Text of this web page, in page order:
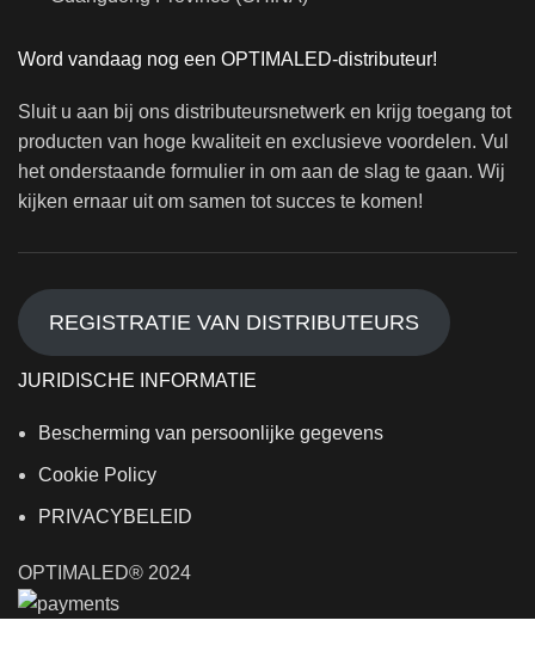
Word vandaag nog een OPTIMALED-distributeur!
Sluit u aan bij ons distributeursnetwerk en krijg toegang tot
producten van hoge kwaliteit en exclusieve voordelen. Vul
het onderstaande formulier in om aan de slag te gaan. Wij
kijken ernaar uit om samen tot succes te komen!
REGISTRATIE VAN DISTRIBUTEURS
JURIDISCHE INFORMATIE
Bescherming van persoonlijke gegevens
Cookie Policy
PRIVACYBELEID
OPTIMALED® 2024